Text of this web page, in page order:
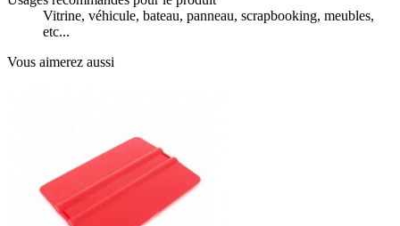
Vitrine, véhicule, bateau, panneau, scrapbooking, meubles,
etc...
Vous aimerez aussi